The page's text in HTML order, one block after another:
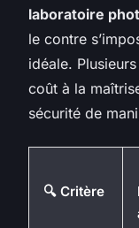
laboratoire
le contre
idéale.
coût à la
sécurité de
🔍 Critère